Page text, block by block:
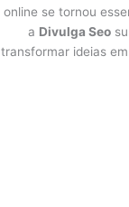
online se tornou
a Divulga Seo
transformar ideias